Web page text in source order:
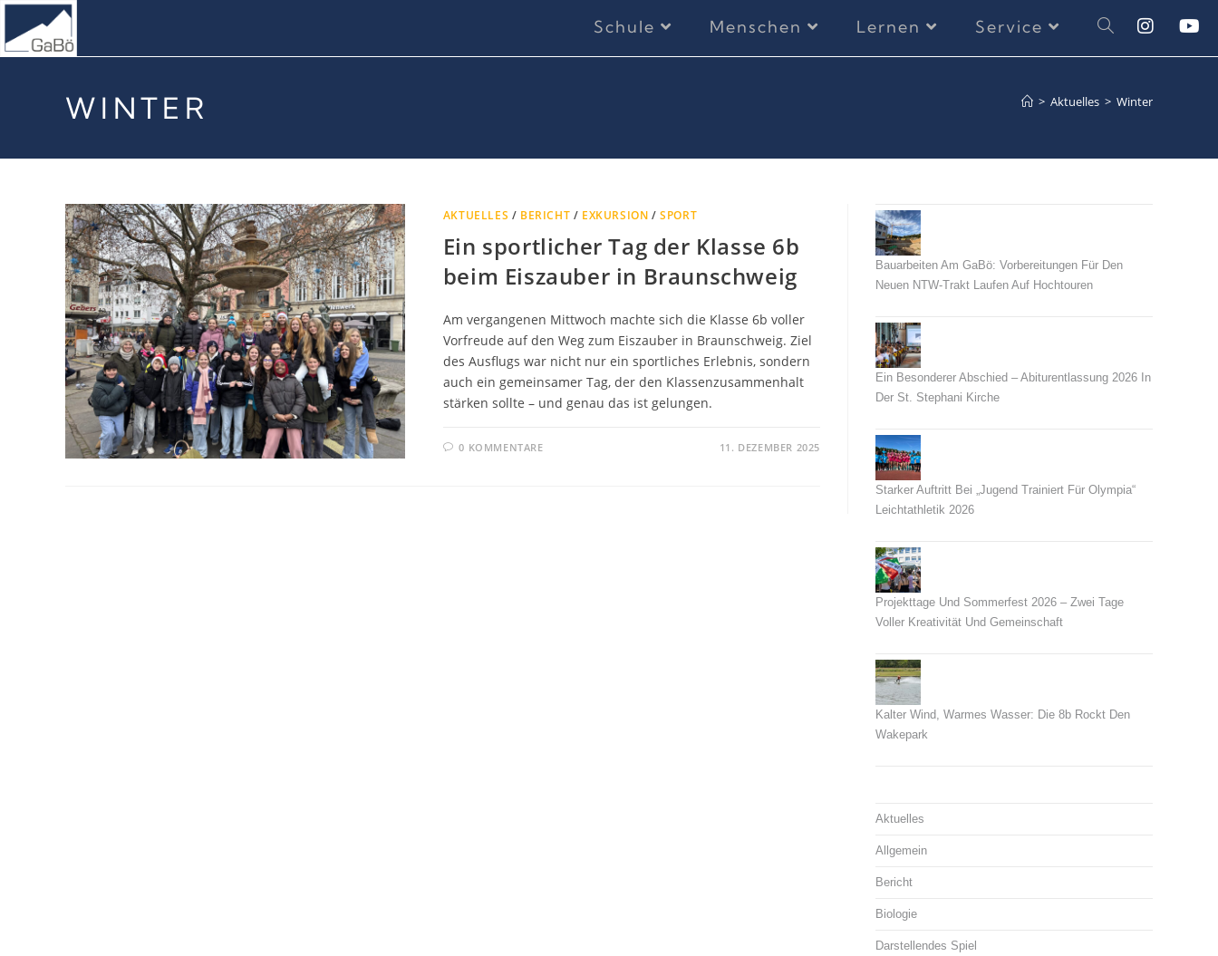
Schule Menschen Lernen Service
WINTER > Aktuelles > Winter
AKTUELLES / BERICHT / EXKURSION /SPORT
Ein sportlicher Tag der Klasse 6b
beim Eiszauber in Braunschweig
Am vergangenen Mittwoch machte sich die Klasse 6b voller
Vorfreude auf den Weg zum Eiszauber in Braunschweig. Ziel
des Ausflugs war nicht nur ein sportliches Erlebnis, sondern
auch ein gemeinsamer Tag, der den Klassenzusammenhalt
stärken sollte – und genau das ist gelungen.
0 KOMMENTARE 11. DEZEMBER 2025
Bauarbeiten Am GaBö: Vorbereitungen Für Den
Neuen NTW-Trakt Laufen Auf Hochtouren
Ein Besonderer Abschied – Abiturentlassung 2026 In
Der St. Stephani Kirche
Starker Auftritt Bei „Jugend Trainiert Für Olympia“
Leichtathletik 2026
Projekttage Und Sommerfest 2026 – Zwei Tage
Voller Kreativität Und Gemeinschaft
Kalter Wind, Warmes Wasser: Die 8b Rockt Den
Wakepark
Aktuelles
Allgemein
Bericht
Biologie
Darstellendes Spiel